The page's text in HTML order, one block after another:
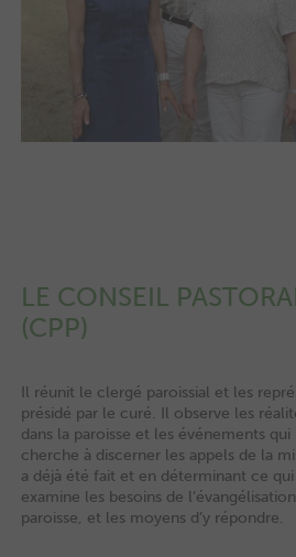
LE CONSEIL
(CPP)
Il réunit le clergé paroissial et les
présidé par le curé. Il observe les
dans la paroisse et les événements
cherche à discerner les appels de la
a déjà été fait et en déterminant ce
examine les besoins de
paroisse, et les moyens d’y répondre.